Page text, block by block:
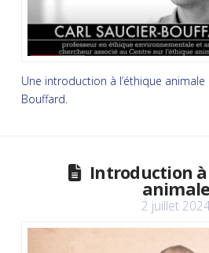
Une introduction à l’éthique animale
Bouffard.
Introduction
animale
2 juillet